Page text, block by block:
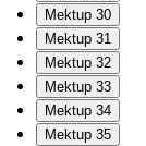
Mektup 30
Mektup 31
Mektup 32
Mektup 33
Mektup 34
Mektup 35